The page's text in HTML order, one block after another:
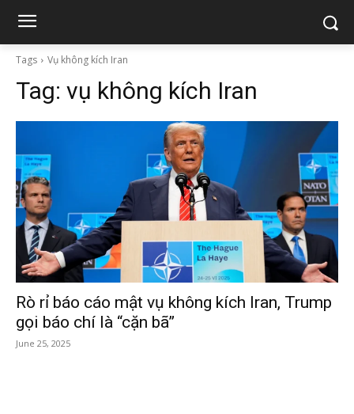
Tags Vụ không kích Iran
Tag: vụ không kích Iran
Rò rỉ báo cáo mật vụ không kích Iran, Trump
gọi báo chí là “cặn bã”
June 25, 2025